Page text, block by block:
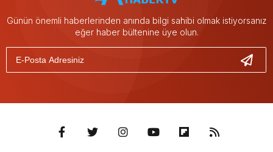
Günün önemli haberlerinden anında bilgi sahibi olmak istiyorsanız
eğer haber bültenine üye olun.